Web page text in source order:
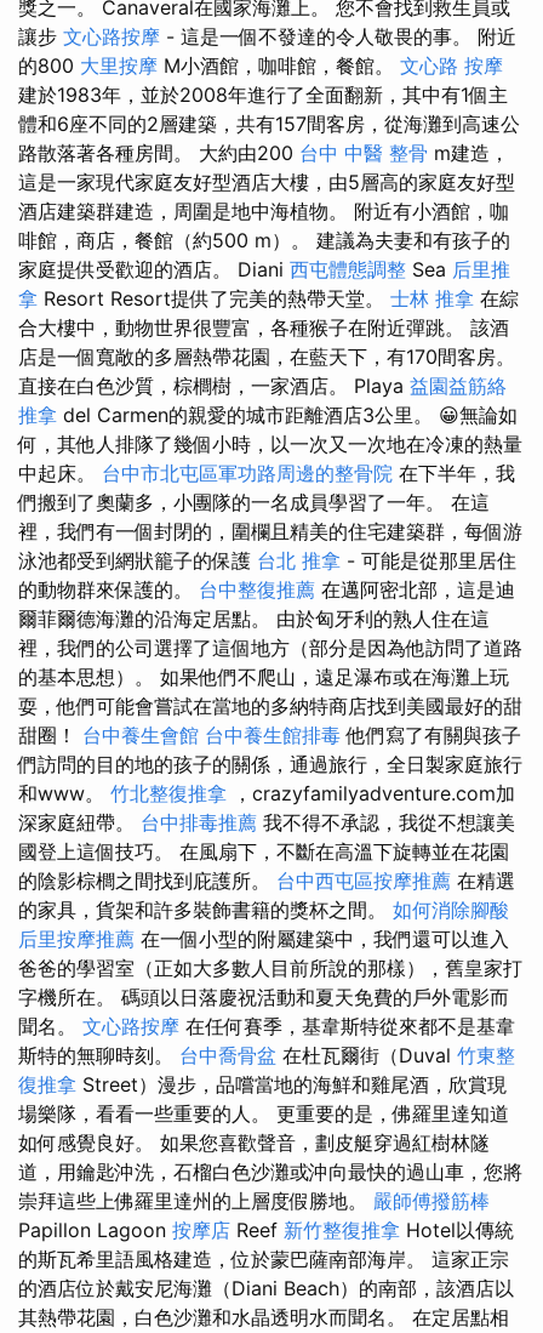
獎之一。 Canaveral在國家海灘上。 您不會找到救生員或
讓步 文心路按摩 - 這是一個不發達的令人敬畏的事。 附近
的800 大里按摩 M小酒館，咖啡館，餐館。 文心路 按摩
建於1983年，並於2008年進行了全面翻新，其中有1個主
體和6座不同的2層建築，共有157間客房，從海灘到高速公
路散落著各種房間。 大約由200 台中 中醫 整骨 m建造，
這是一家現代家庭友好型酒店大樓，由5層高的家庭友好型
酒店建築群建造，周圍是地中海植物。 附近有小酒館，咖
啡館，商店，餐館（約500 m）。 建議為夫妻和有孩子的
家庭提供受歡迎的酒店。 Diani 西屯體態調整 Sea 后里推
拿 Resort Resort提供了完美的熱帶天堂。 士林 推拿 在綜
合大樓中，動物世界很豐富，各種猴子在附近彈跳。 該酒
店是一個寬敞的多層熱帶花園，在藍天下，有170間客房。
直接在白色沙質，棕櫚樹，一家酒店。 Playa 益園益筋絡
推拿 del Carmen的親愛的城市距離酒店3公里。 😀無論如
何，其他人排隊了幾個小時，以一次又一次地在冷凍的熱量
中起床。 台中市北屯區軍功路周邊的整骨院 在下半年，我
們搬到了奧蘭多，小團隊的一名成員學習了一年。 在這
裡，我們有一個封閉的，圍欄且精美的住宅建築群，每個游
泳池都受到網狀籠子的保護 台北 推拿 - 可能是從那里居住
的動物群來保護的。 台中整復推薦 在邁阿密北部，這是迪
爾菲爾德海灘的沿海定居點。 由於匈牙利的熟人住在這
裡，我們的公司選擇了這個地方（部分是因為他訪問了道路
的基本思想）。 如果他們不爬山，遠足瀑布或在海灘上玩
耍，他們可能會嘗試在當地的多納特商店找到美國最好的甜
甜圈！ 台中養生會館 台中養生館排毒 他們寫了有關與孩子
們訪問的目的地的孩子的關係，通過旅行，全日製家庭旅行
和www。 竹北整復推拿 ，crazyfamilyadventure.com加
深家庭紐帶。 台中排毒推薦 我不得不承認，我從不想讓美
國登上這個技巧。 在風扇下，不斷在高溫下旋轉並在花園
的陰影棕櫚之間找到庇護所。 台中西屯區按摩推薦 在精選
的家具，貨架和許多裝飾書籍的獎杯之間。 如何消除腳酸
后里按摩推薦 在一個小型的附屬建築中，我們還可以進入
爸爸的學習室（正如大多數人目前所說的那樣），舊皇家打
字機所在。 碼頭以日落慶祝活動和夏天免費的戶外電影而
聞名。 文心路按摩 在任何賽季，基韋斯特從來都不是基韋
斯特的無聊時刻。 台中喬骨盆 在杜瓦爾街（Duval 竹東整
復推拿 Street）漫步，品嚐當地的海鮮和雞尾酒，欣賞現
場樂隊，看看一些重要的人。 更重要的是，佛羅里達知道
如何感覺良好。 如果您喜歡聲音，劃皮艇穿過紅樹林隧
道，用鑰匙沖洗，石榴白色沙灘或沖向最快的過山車，您將
崇拜這些上佛羅里達州的上層度假勝地。 嚴師傅撥筋棒
Papillon Lagoon 按摩店 Reef 新竹整復推拿 Hotel以傳統
的斯瓦希里語風格建造，位於蒙巴薩南部海岸。 這家正宗
的酒店位於戴安尼海灘（Diani Beach）的南部，該酒店以
其熱帶花園，白色沙灘和水晶透明水而聞名。 在定居點​​相